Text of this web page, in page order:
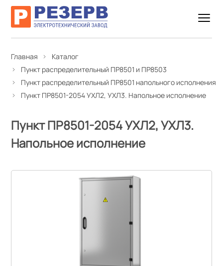
Главная
Каталог
Пункт распределительный ПР8501 и ПР8503
Пункт распределительный ПР8501 напольного исполнения
Пункт ПР8501-2054 УХЛ2, УХЛ3. Напольное исполнение
Пункт ПР8501-2054 УХЛ2, УХЛ3.
Напольное исполнение